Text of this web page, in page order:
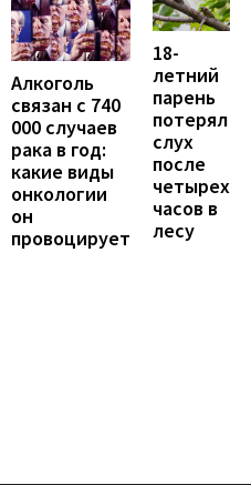
Алкоголь
связан с 740
000 случаев
рака в год:
какие виды
онкологии
он
провоцирует
18-
летний
парень
потерял
слух
после
четырех
часов в
лесу